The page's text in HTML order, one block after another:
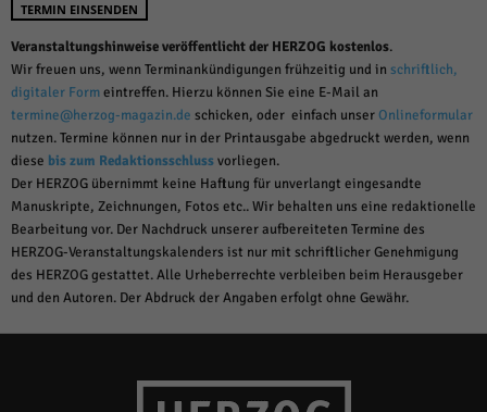
TERMIN EINSENDEN
Veranstaltungshinweise veröffentlicht der HERZOG kostenlos.
Wir freuen uns, wenn Terminankündigungen frühzeitig und in schriftlich,
digitaler Formeintreffen. Hierzu können Sie eine E-Mail an
termine@herzog-magazin.de schicken, oder einfach unserOnlineformular
nutzen. Termine können nur in der Printausgabe abgedruckt werden, wenn
diese bis zum Redaktionsschlussvorliegen.
Der HERZOG übernimmt keine Haftung für unverlangt eingesandte
Manuskripte, Zeichnungen, Fotos etc.. Wir behalten uns eine redaktionelle
Bearbeitung vor. Der Nachdruck unserer aufbereiteten Termine des
HERZOG-Veranstaltungskalenders ist nur mit schriftlicher Genehmigung
des HERZOG gestattet. Alle Urheberrechte verbleiben beim Herausgeber
und den Autoren. Der Abdruck der Angaben erfolgt ohne Gewähr.